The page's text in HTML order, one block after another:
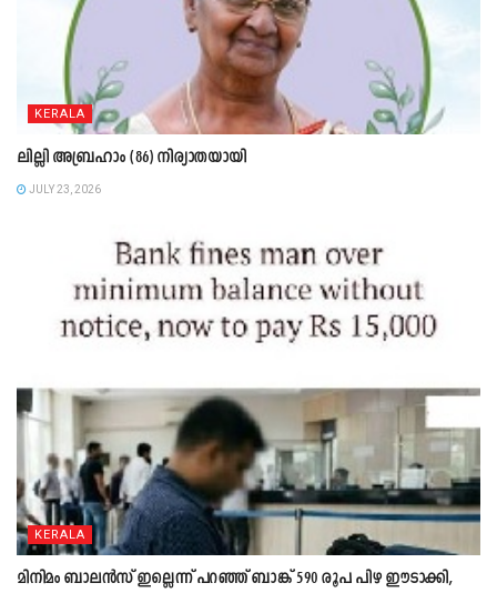
KERALA
ലില്ലി അബ്രഹാം (86) നിര്യാതയായി
JULY 23, 2026
KERALA
മിനിമം ബാലൻസ് ഇല്ലെന്ന് പറഞ്ഞ് ബാങ്ക് 590 രൂപ പിഴ ഈടാക്കി,